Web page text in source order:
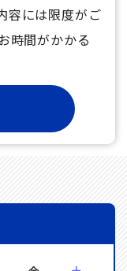
容には限度がご
時間がかかる